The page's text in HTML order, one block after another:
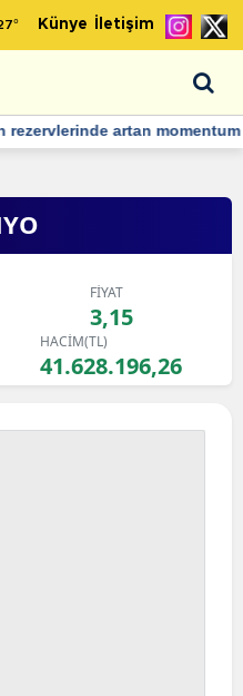
° Künye İletişim
momentum devam ediyor
FİYAT
3,15
HACİM(TL)
41.628.196,26